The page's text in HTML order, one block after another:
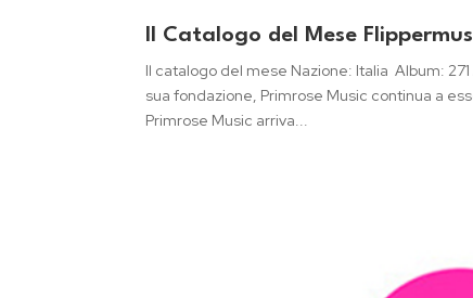
Il Catalogo del Mese
Il catalogo del mese Nazione: Italia Album:
sua fondazione, Primrose Music continua a
Primrose Music arriva...